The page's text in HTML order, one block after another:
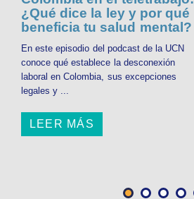
¿Qué dice la ley y por qué
beneficia tu salud mental?
En este episodio del podcast de la UCN
conoce qué establece la desconexión
laboral en Colombia, sus excepciones
legales y ...
LEER MÁS